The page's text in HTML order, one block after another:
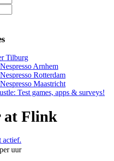
Tilburg
Arnhem
Rotterdam
Maastricht
Test games, apps & surveys!
at Flink
actief.
uur